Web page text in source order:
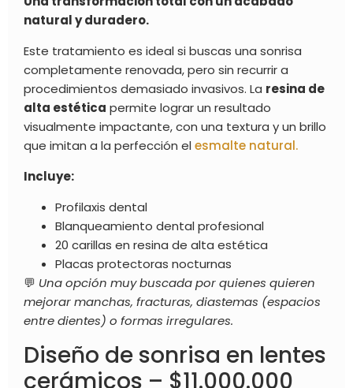
natural y duradero.
Este tratamiento es ideal si buscas una sonrisa
completamente renovada, pero sin recurrir a
procedimientos demasiado invasivos. La resina de
alta estética permite lograr un resultado
visualmente impactante, con una textura y un brillo
que imitan a la perfección el esmalte natural.
Incluye:
Profilaxis dental
Blanqueamiento dental profesional
20 carillas en resina de alta estética
Placas protectoras nocturnas
💬 Una opción muy buscada por quienes quieren
mejorar manchas, fracturas, diastemas (espacios
entre dientes) o formas irregulares.
Diseño de sonrisa en lentes
cerámicos – $11.000.000